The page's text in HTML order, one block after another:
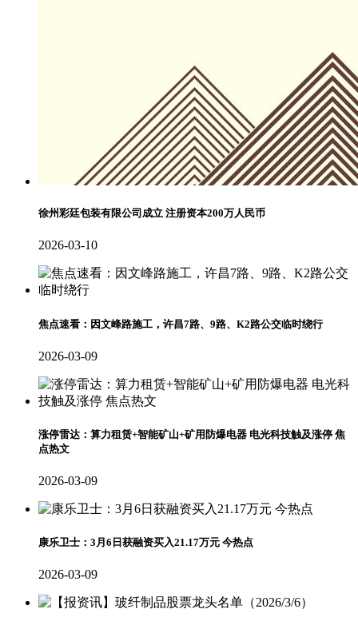
徐州彩廷包装有限公司成立 注册资本200万人民币
2026-03-10
焦点速看：因文峰路施工，许昌7路、9路、K2路公交临时绕行
2026-03-09
涨停雷达：算力租赁+智能矿山+矿用防爆电器 电光科技触及涨停 焦
点热文
2026-03-09
康乐卫士：3月6日获融资买入21.17万元 今热点
2026-03-09